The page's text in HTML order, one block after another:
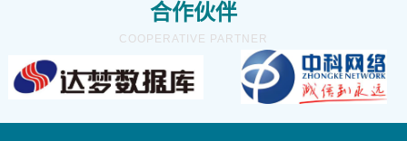
合作伙伴
COOPERATIVE PARTNER